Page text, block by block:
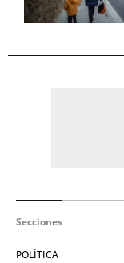
Secciones
POLÍTICA